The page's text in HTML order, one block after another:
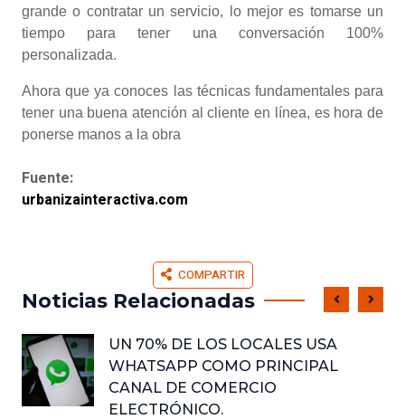
grande o contratar un servicio, lo mejor es tomarse un
tiempo para tener una conversación 100%
personalizada.
Ahora que ya conoces las técnicas fundamentales para
tener una buena atención al cliente en línea, es hora de
ponerse manos a la obra
Fuente:
urbanizainteractiva.com
COMPARTIR
Noticias Relacionadas
UN 70% DE LOS LOCALES USA
WHATSAPP COMO PRINCIPAL
CANAL DE COMERCIO
ELECTRÓNICO.